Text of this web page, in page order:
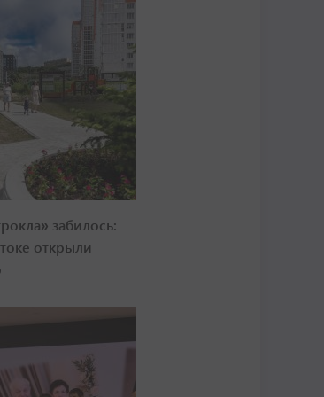
забилось:
открыли